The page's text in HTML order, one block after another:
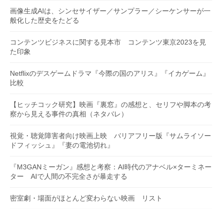
画像生成AIは、シンセサイザー／サンプラー／シーケンサーが一
般化した歴史をたどる
コンテンツビジネスに関する見本市 コンテンツ東京2023を見
た印象
Netflixのデスゲームドラマ『今際の国のアリス』『イカゲーム』
比較
【ヒッチコック研究】映画『裏窓』の感想と、セリフや脚本の考
察から見える事件の真相（ネタバレ）
視覚・聴覚障害者向け映画上映 バリアフリー版『サムライソー
ドフィッシュ』『妻の電池切れ』
『M3GANミーガン』感想と考察：AI時代のアナベル×ターミネー
ター AIで人間の不完全さが暴走する
密室劇・場面がほとんど変わらない映画 リスト